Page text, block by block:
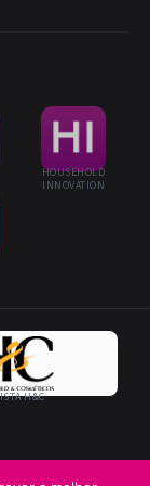
HOUSEHOLD
INNOVATION
H&C